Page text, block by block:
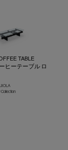
TABLE
ヒーテーブル ロ
Collection